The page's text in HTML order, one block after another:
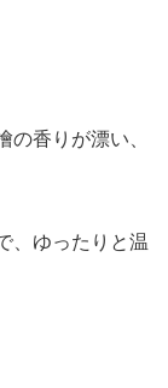
香りが漂い、
、ゆったりと温